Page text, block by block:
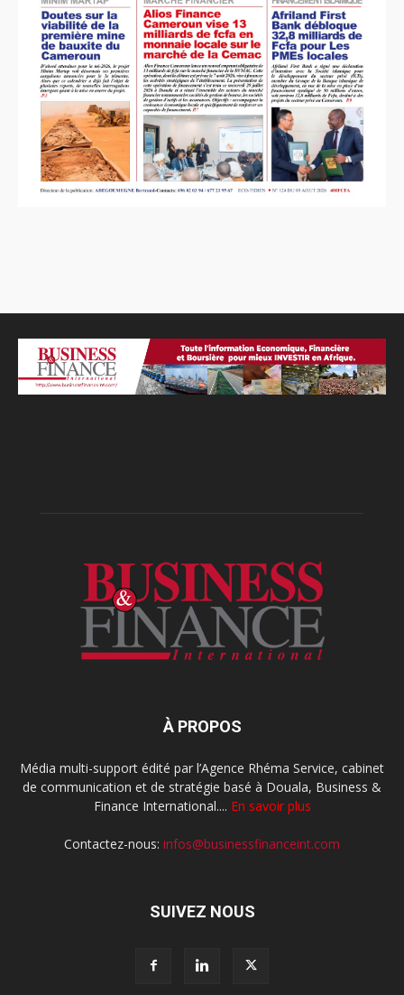
À PROPOS
Média multi-support édité par l’Agence Rhéma Service, cabinet
de communication et de stratégie basé à Douala, Business &
Finance International.... En savoir plus
Contactez-nous: infos@businessfinanceint.com
SUIVEZ NOUS